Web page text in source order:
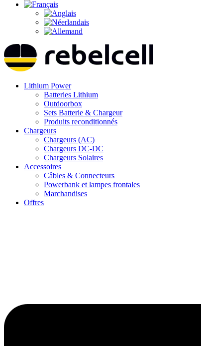
Lithium Power
Batteries Lithium
Outdoorbox
Sets Batterie & Chargeur
Produits reconditionnés
Chargeurs
Chargeurs (AC)
Chargeurs DC-DC
Chargeurs Solaires
Accessoires
Câbles & Connecteurs
Powerbank et lampes frontales
Marchandises
Offres